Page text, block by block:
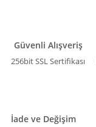
Güvenli Alışveriş
256bit SSL Sertifikası
İade ve Değişim